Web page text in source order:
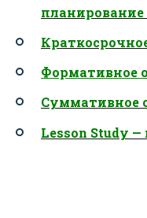
Формативное
Суммативное
Lesson Study